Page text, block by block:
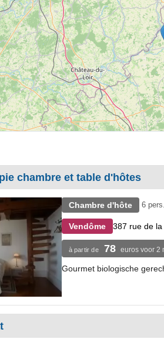
chambre et table d'hôtes
Chambre d'hôte 6 pers.
Vendôme 387 rue de
à partir de 78 euros voor 2
Gourmet biologische